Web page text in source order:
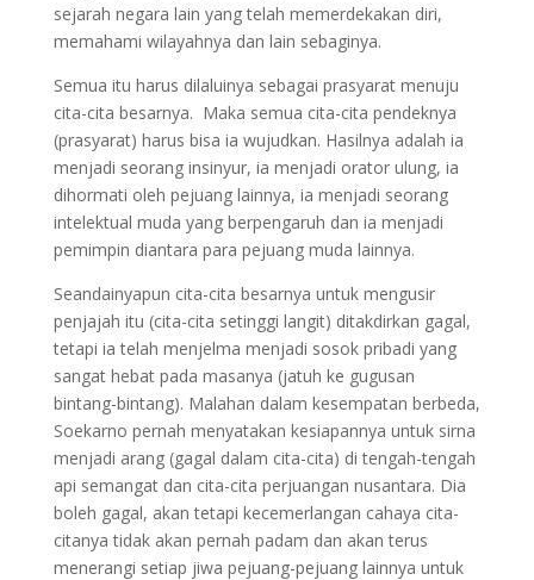
sejarah negara lain yang telah memerdekakan diri,
memahami wilayahnya dan lain sebaginya.
Semua itu harus dilaluinya sebagai prasyarat menuju
cita-cita besarnya. Maka semua cita-cita pendeknya
(prasyarat) harus bisa ia wujudkan. Hasilnya adalah ia
menjadi seorang insinyur, ia menjadi orator ulung, ia
dihormati oleh pejuang lainnya, ia menjadi seorang
intelektual muda yang berpengaruh dan ia menjadi
pemimpin diantara para pejuang muda lainnya.
Seandainyapun cita-cita besarnya untuk mengusir
penjajah itu (cita-cita setinggi langit) ditakdirkan gagal,
tetapi ia telah menjelma menjadi sosok pribadi yang
sangat hebat pada masanya (jatuh ke gugusan
bintang-bintang). Malahan dalam kesempatan berbeda,
Soekarno pernah menyatakan kesiapannya untuk sirna
menjadi arang (gagal dalam cita-cita) di tengah-tengah
api semangat dan cita-cita perjuangan nusantara. Dia
boleh gagal, akan tetapi kecemerlangan cahaya cita-
citanya tidak akan pernah padam dan akan terus
menerangi setiap jiwa pejuang-pejuang lainnya untuk